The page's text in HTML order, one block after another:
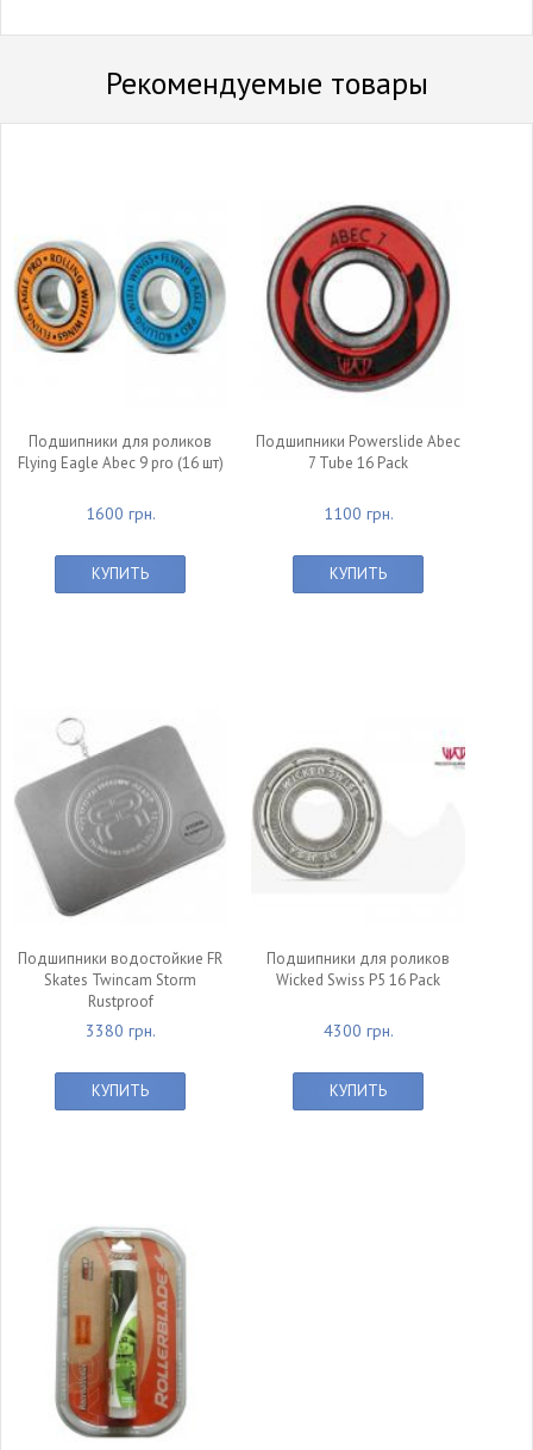
Рекомендуемые товары
Подшипники для роликов
Flying Eagle Abec 9 pro (16 шт)
1600 грн.
КУПИТЬ
Подшипники Powerslide Abec
7 Tube 16 Pack
1100 грн.
КУПИТЬ
Подшипники водостойкие FR
Skates Twincam Storm
Rustproof
3380 грн.
КУПИТЬ
Подшипники для роликов
Wicked Swiss P5 16 Pack
4300 грн.
КУПИТЬ